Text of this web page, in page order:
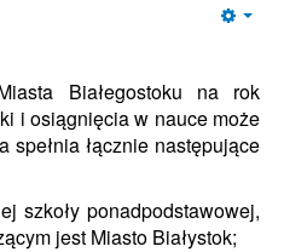
Białegostoku na rok
i osiągnięcia w nauce może
spełnia łącznie następujące
szkoły ponadpodstawowej,
jest Miasto Białystok;